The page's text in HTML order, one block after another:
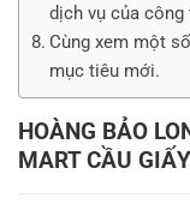
dịch vụ của công
Cùng xem một
mục tiêu mới.
HOÀNG BẢO
MART CẦU GIẤY